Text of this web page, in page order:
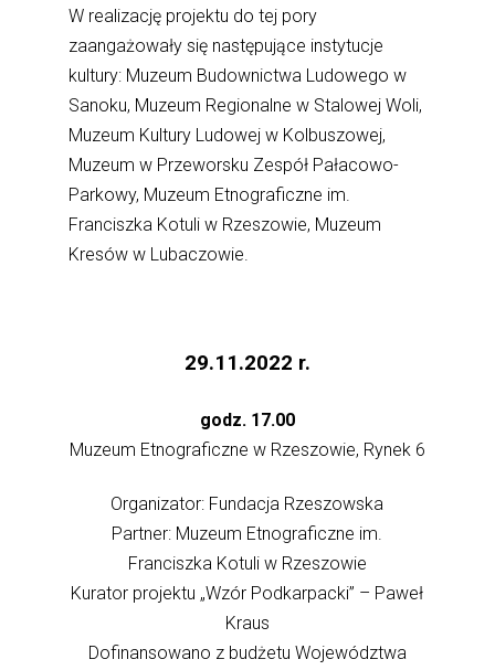
W realizację projektu do tej pory
zaangażowały się następujące instytucje
kultury: Muzeum Budownictwa Ludowego w
Sanoku, Muzeum Regionalne w Stalowej Woli,
Muzeum Kultury Ludowej w Kolbuszowej,
Muzeum w Przeworsku Zespół Pałacowo-
Parkowy, Muzeum Etnograficzne im.
Franciszka Kotuli w Rzeszowie, Muzeum
Kresów w Lubaczowie.
29.11.2022 r.
godz. 17.00
Muzeum Etnograficzne w Rzeszowie, Rynek 6
Organizator: Fundacja Rzeszowska
Partner: Muzeum Etnograficzne im.
Franciszka Kotuli w Rzeszowie
Kurator projektu „Wzór Podkarpacki” – Paweł
Kraus
Dofinansowano z budżetu Województwa